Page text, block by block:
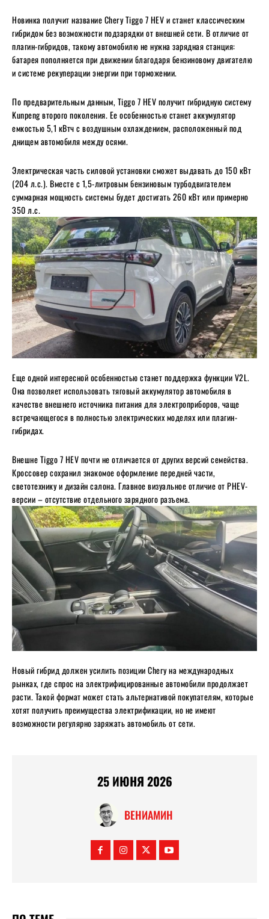
Новинка получит название Chery Tiggo 7 HEV и станет классическим
гибридом без возможности подзарядки от внешней сети. В отличие от
плагин-гибридов, такому автомобилю не нужна зарядная станция:
батарея пополняется при движении благодаря бензиновому двигателю
и системе рекуперации энергии при торможении.
По предварительным данным, Tiggo 7 HEV получит гибридную систему
Kunpeng второго поколения. Ее особенностью станет аккумулятор
емкостью 5,1 кВтч с воздушным охлаждением, расположенный под
днищем автомобиля между осями.
Электрическая часть силовой установки сможет выдавать до 150 кВт
(204 л.с.). Вместе с 1,5-литровым бензиновым турбодвигателем
суммарная мощность системы будет достигать 260 кВт или примерно
350 л.с.
Еще одной интересной особенностью станет поддержка функции V2L.
Она позволяет использовать тяговый аккумулятор автомобиля в
качестве внешнего источника питания для электроприборов, чаще
встречающегося в полностью электрических моделях или плагин-
гибридах.
Внешне Tiggo 7 HEV почти не отличается от других версий семейства.
Кроссовер сохранил знакомое оформление передней части,
светотехнику и дизайн салона. Главное визуальное отличие от PHEV-
версии – отсутствие отдельного зарядного разъема.
Новый гибрид должен усилить позиции Chery на международных
рынках, где спрос на электрифицированные автомобили продолжает
расти. Такой формат может стать альтернативой покупателям, которые
хотят получить преимущества электрификации, но не имеют
возможности регулярно заряжать автомобиль от сети.
25 ИЮНЯ 2026
ВЕНИАМИН